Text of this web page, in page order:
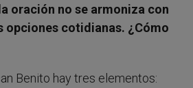
oración no se armoniza con
opciones cotidianas. ¿Cómo
Benito hay tres elementos: